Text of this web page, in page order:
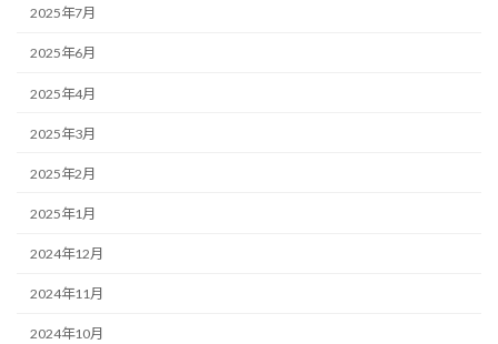
2025年7月
2025年6月
2025年4月
2025年3月
2025年2月
2025年1月
2024年12月
2024年11月
2024年10月